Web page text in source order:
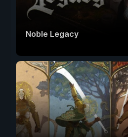
Noble Legacy